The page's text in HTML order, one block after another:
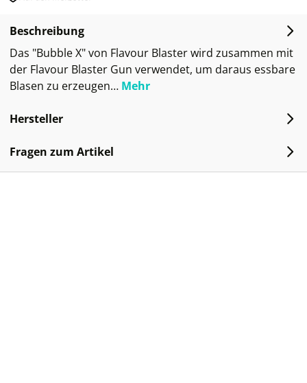
Beschreibung
Das "Bubble X" von Flavour Blaster wird zusammen mit
der Flavour Blaster Gun verwendet, um daraus essbare
Blasen zu erzeugen… Mehr
Hersteller
Fragen zum Artikel